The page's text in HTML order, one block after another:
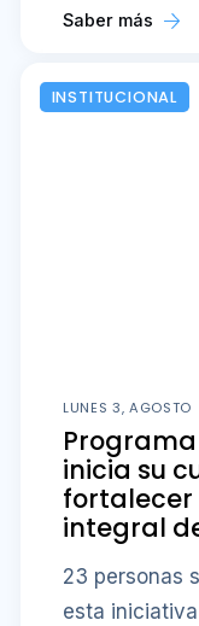
Saber más
INSTITUCIONAL
LUNES 3, AGOSTO
inicia su
fortalecer
integral
23 personas
esta